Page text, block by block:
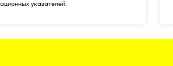
указателей.